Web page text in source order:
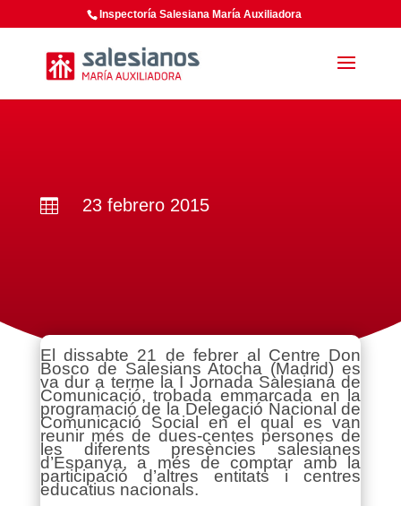
Inspectoría Salesiana María Auxiliadora
 23 febrero 2015
El dissabte 21 de febrer al Centre Don
Bosco de Salesians Atocha (Madrid) es
va dur a terme la I Jornada Salesiana de
Comunicació, trobada emmarcada en la
programació de la Delegació Nacional de
Comunicació Social en el qual es van
reunir més de dues-centes persones de
les diferents presències salesianes
d’Espanya, a més de comptar amb la
participació d’altres entitats i centres
educatius nacionals.